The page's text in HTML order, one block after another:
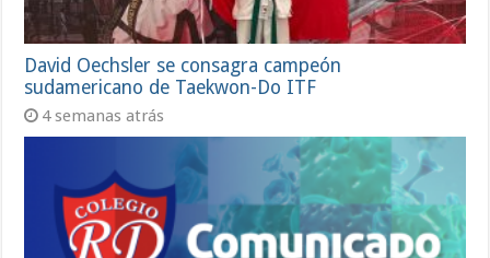
David Oechsler se consagra campeón
sudamericano de Taekwon-Do ITF
4 semanas atrás